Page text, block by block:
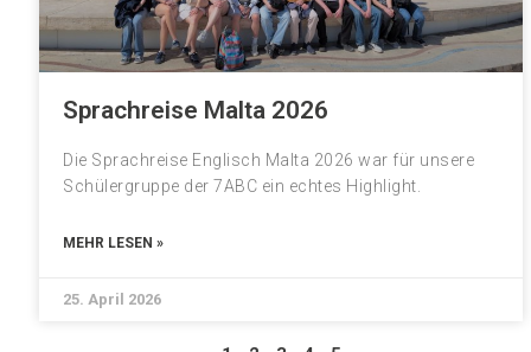
Sprachreise Malta 2026
Die Sprachreise Englisch Malta 2026 war für unsere
Schülergruppe der 7ABC ein echtes Highlight.
MEHR LESEN »
25. April 2026